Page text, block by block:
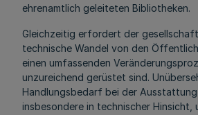
ehrenamtlich geleiteten Bibliotheken.
Gleichzeitig erfordert der
technische Wandel von den
einen umfassenden
unzureichend gerüstet sind.
Handlungsbedarf bei der Ausstattung
insbesondere in technischer Hinsicht,